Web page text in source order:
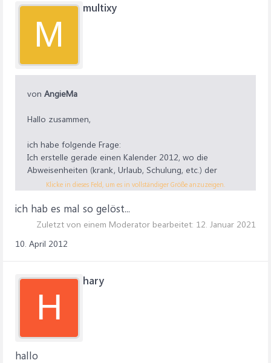
M
multixy
von AngieMa
Hallo zusammen,
ich habe folgende Frage:
Ich erstelle gerade einen Kalender 2012, wo die
Abweisenheiten (krank, Urlaub, Schulung, etc.) der
Mitarbeiter eingetragen werden. Ich möcht dazu aber
hervorheben. Ich habe es bereits geschafft, die Zelle So
und Sa farbig zu markieren, aber nicht die gesamte
Die Namen der Mitarbeiter sind horizontal und die Tage
die gesamte Spalte für Wochenende und Feiertage in
Excel 2010 farbig darstelle?
Vielen Dank für Euren Support und liebe Grüße, Angie
Klicke in dieses Feld, um es in vollständiger Größe anzuzeigen.
ich hab es mal so gelöst...
Zuletzt von einem Moderator bearbeitet: 12. Januar 2021
10. April 2012
H
hary
hallo